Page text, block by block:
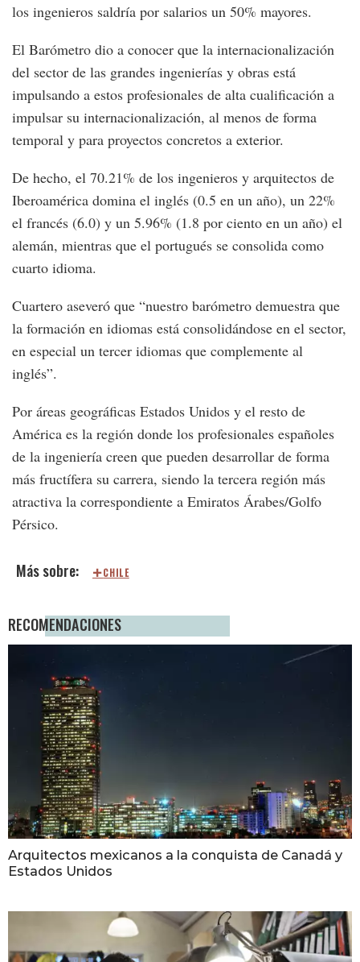
los ingenieros saldría por salarios un 50% mayores.
El Barómetro dio a conocer que la internacionalización
del sector de las grandes ingenierías y obras está
impulsando a estos profesionales de alta cualificación a
impulsar su internacionalización, al menos de forma
temporal y para proyectos concretos a exterior.
De hecho, el 70.21% de los ingenieros y arquitectos de
Iberoamérica domina el inglés (0.5 en un año), un 22%
el francés (6.0) y un 5.96% (1.8 por ciento en un año) el
alemán, mientras que el portugués se consolida como
cuarto idioma.
Cuartero aseveró que “nuestro barómetro demuestra que
la formación en idiomas está consolidándose en el sector,
en especial un tercer idiomas que complemente al
inglés”.
Por áreas geográficas Estados Unidos y el resto de
América es la región donde los profesionales españoles
de la ingeniería creen que pueden desarrollar de forma
más fructífera su carrera, siendo la tercera región más
atractiva la correspondiente a Emiratos Árabes/Golfo
Pérsico.
CHILE
RECOMENDACIONES
Arquitectos mexicanos a la conquista de Canadá y
Estados Unidos